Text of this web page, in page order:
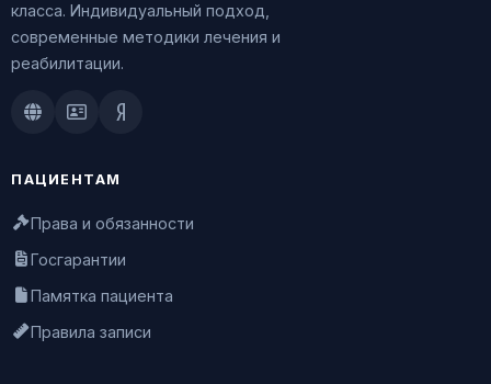
класса. Индивидуальный подход,
современные методики лечения и
реабилитации.
Doctu.ruПроДокторов
Яндекс.Здоровье
ПАЦИЕНТАМ
Права и обязанности
Госгарантии
Памятка пациента
Правила записи